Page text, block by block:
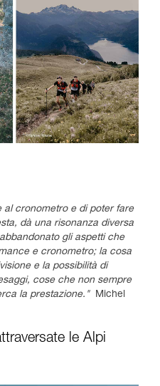
al cronometro e di poter fare
dà una risonanza diversa
gli aspetti che
e cronometro; la cosa
e la possibilità di
cose che non sempre
la prestazione."Michel
le Alpi